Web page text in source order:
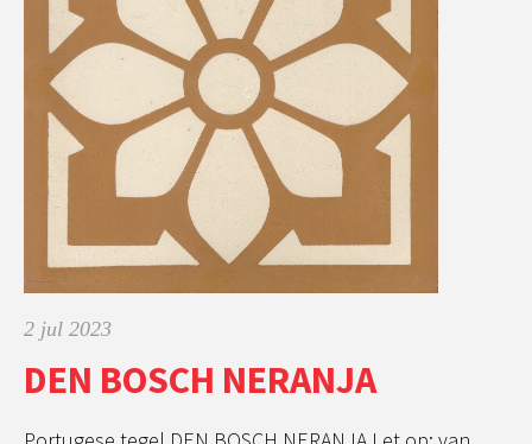
2 jul 2023
DEN BOSCH NERANJA